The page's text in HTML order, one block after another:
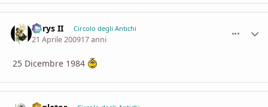
Aerys II Circolo degli Antichi
21 Aprile 200917 anni
25 Dicembre 1984